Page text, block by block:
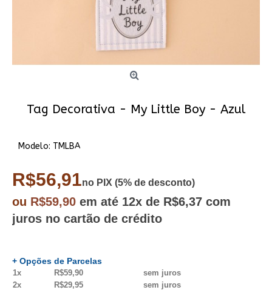
Tag Decorativa - My Little Boy - Azul
Modelo: TMLBA
R$56,91no PIX (5% de desconto)
ou R$59,90 em até 12x de R$6,37 com
juros no cartão de crédito
+ Opções de Parcelas
1x R$59,90
sem juros
2x
R$29,95
sem juros